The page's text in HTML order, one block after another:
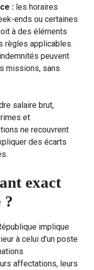
: les horaires
ends ou certaines
à des éléments
règles applicables.
peuvent
missions, sans
salaire brut,
et
ne recouvrent
des écarts
exact
?
implique
à celui d’un poste
affectations, leurs